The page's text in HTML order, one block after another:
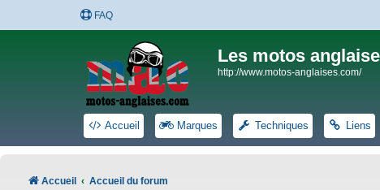
FAQ
Les motos
http://www.motos-anglaises.com/
Accueil Marques Techniques Liens
Accueil Accueil du forum